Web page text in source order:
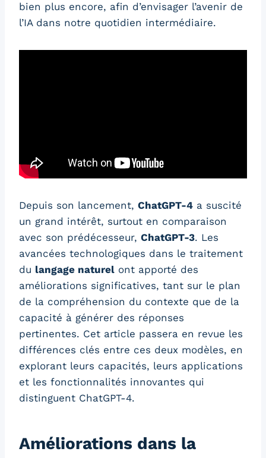
bien plus encore, afin d’envisager l’avenir de
l’IA dans notre quotidien intermédiaire.
Depuis son lancement, ChatGPT-4 a suscité
un grand intérêt, surtout en comparaison
avec son prédécesseur, ChatGPT-3. Les
avancées technologiques dans le traitement
du langage naturel ont apporté des
améliorations significatives, tant sur le plan
de la compréhension du contexte que de la
capacité à générer des réponses
pertinentes. Cet article passera en revue les
différences clés entre ces deux modèles, en
explorant leurs capacités, leurs applications
et les fonctionnalités innovantes qui
distinguent ChatGPT-4.
Améliorations dans la